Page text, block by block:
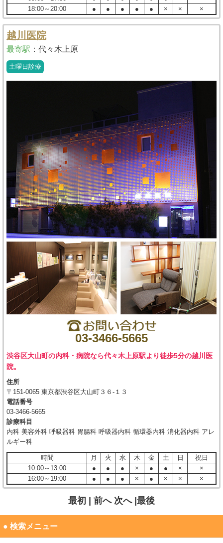
18:00～20:00
● ● ● ● ● × × ×
越川医院
最寄駅 ： 代々木上原
土曜日診療
03-3466-5665
渋谷区大山町の内科・病院なら代々木上原駅より徒歩5分の越川医
院。
住所
〒151-0065 東京都渋谷区大山町３６-１３
電話番号
03-3466-5665
診療科目
内科 美容外科 呼吸器科 胃腸科 呼吸器内科 循環器内科 消化器内科 アレ
ルギー科
時間 月 火 水 木 金 土 日
祝日
10:00～13:00
● ● ● × ● ● ×
×
16:00～19:00
● ● ● × ● × × ×
最初 | 前へ 次へ|最後
● 検索メニュー